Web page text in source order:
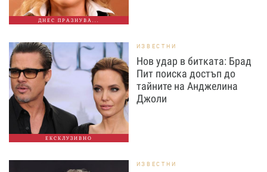
ДНЕС ПРАЗНУВА...
ЕКСКЛУЗИВНО
ИЗВЕСТНИ
Нов удар в битката: Брад
Пит поиска достъп до
тайните на Анджелина
Джоли
ИЗВЕСТНИ